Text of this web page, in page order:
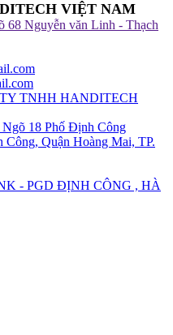
VIỆT NAM
68 Nguyễn văn Linh - Thạch
TNHH HANDITECH
18 Phố Định Công
Quận Hoàng Mai, TP.
- PGD ĐỊNH CÔNG , HÀ